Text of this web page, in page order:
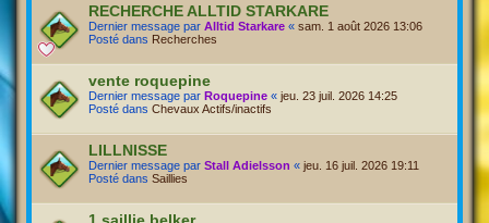
RECHERCHE ALLTID STARKARE
Dernier message par Alltid Starkare « sam. 1 août 2026 13:06
Posté dans Recherches
vente roquepine
Dernier message par Roquepine « jeu. 23 juil. 2026 14:25
Posté dans Chevaux Actifs/inactifs
LILLNISSE
Dernier message par Stall Adielsson « jeu. 16 juil. 2026 19:11
Posté dans Saillies
1 saillie belker